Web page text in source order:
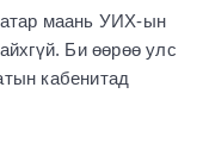
маань УИХ-ын
Би өөрөө улс
кабенитад